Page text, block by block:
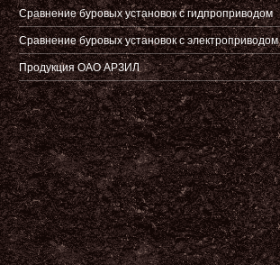
Сравнение буровых установок с гидпроприводом
Сравнение буровых установок с электроприводом
Продукция ОАО АРЗИЛ